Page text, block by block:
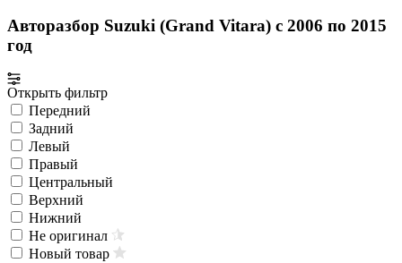
Авторазбор Suzuki (Grand Vitara) с 2006 по 2015
год
Открыть фильтр
Передний
Задний
Левый
Правый
Центральный
Верхний
Нижний
Не оригинал
Новый товар